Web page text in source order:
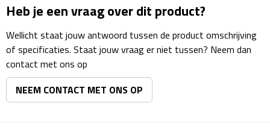
Auto telefoonhouders
IJskrabbers
Parkeerschijven
Heb je een vraag over dit product?
Wellicht staat jouw antwoord tussen de product omschrijving
of specificaties. Staat jouw vraag er niet tussen? Neem dan
contact met ons op
NEEM CONTACT MET ONS OP